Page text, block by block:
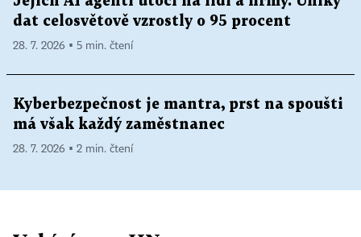
dat celosvětově vzrostly o 95 procent
28. 7. 2026 ▪ 5 min. čtení
Kyberbezpečnost je mantra, prst na spoušti
má však každý zaměstnanec
28. 7. 2026 ▪ 2 min. čtení